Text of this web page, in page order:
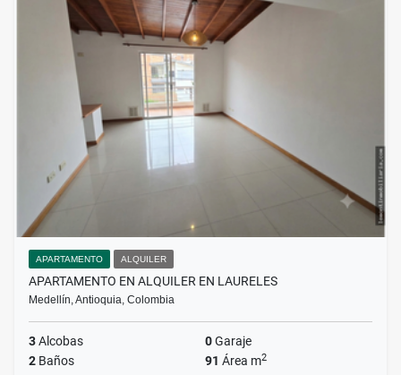
APARTAMENTO ALQUILER
APARTAMENTO EN ALQUILER EN LAURELES
Medellín, Antioquia, Colombia
3Alcobas 0Garaje
2 Baños 91 Área m2